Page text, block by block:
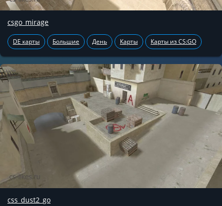
csgo_mirage
DE карты Большие День Карты Карты из CS:GO
css_dust2_go